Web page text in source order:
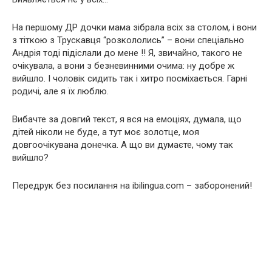
На першому ДР дочки мама зібрала всіх за столом, і вони
з тіткою з Трускавця “розкололись” – вони спеціально
Андрія тоді підіслали до мене !! Я, звичайно, такого не
очікувала, а вони з безневинними очима: ну добре ж
вийшло. І чоловік сидить так і хитро посміхається. Гарні
родичі, але я їх люблю.
Вибачте за довгий текст, я вся на емоціях, думала, що
дітей ніколи не буде, а тут моє золотце, моя
довгоочікувана донечка. А що ви думаєте, чому так
вийшло?
Передрук без посилання на ibilingua.com – заборонений!